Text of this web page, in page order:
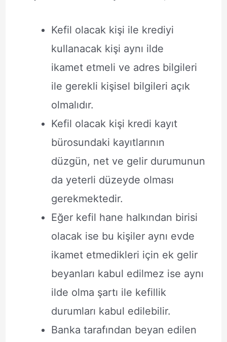
Kefil olacak kişi ile krediyi
kullanacak kişi aynı ilde
ikamet etmeli ve adres bilgileri
ile gerekli kişisel bilgileri açık
olmalıdır.
Kefil olacak kişi kredi kayıt
bürosundaki kayıtlarının
düzgün, net ve gelir durumunun
da yeterli düzeyde olması
gerekmektedir.
Eğer kefil hane halkından birisi
olacak ise bu kişiler aynı evde
ikamet etmedikleri için ek gelir
beyanları kabul edilmez ise aynı
ilde olma şartı ile kefillik
durumları kabul edilebilir.
Banka tarafından beyan edilen